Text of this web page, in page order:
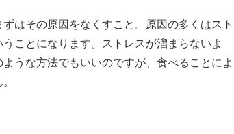
はその原因をなくすこと。原因の多くはスト
ことになります。ストレスが溜まらないよ
うな方法でもいいのですが、食べることによ